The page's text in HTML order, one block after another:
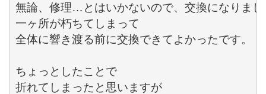
無論、修理…とはいかないので、交換になりまし
一ヶ所が朽ちてしまって
全体に響き渡る前に交換できてよかったです。
ちょっとしたことで
折れてしまったと思いますが